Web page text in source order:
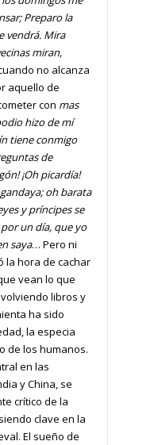
Preparo la
vendrá. Mira
miran,
no alcanza
aquello de
con mas
hizo de mí
tiene conmigo
de
¡Oh picardía!
oh barata
y príncipes se
un día, que yo
saya… Pero ni
la hora de cachar
vean lo que
libros y
ha sido
la especia
de los humanos.
en las
y China, se
crítico de la
clave en la
El sueño de